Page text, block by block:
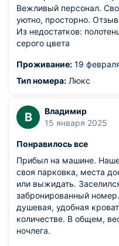
Вежливый персонал.
уютно, просторно.
Из недостатков:
серого цвета
Проживание: 19
Тип номера: Люкс
В
Владимир
15 января 2025
Понравилось все
Прибыл на машине.
своя парковка, места
или выжидать.
забронированный
душевая, удобная
количестве. В общем,
ночлега.